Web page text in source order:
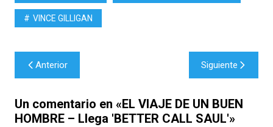
VINCE GILLIGAN
Navegación
de
entradas
Anterior Siguiente
Un comentario en «EL VIAJE DE UN BUEN
HOMBRE – Llega 'BETTER CALL SAUL'»